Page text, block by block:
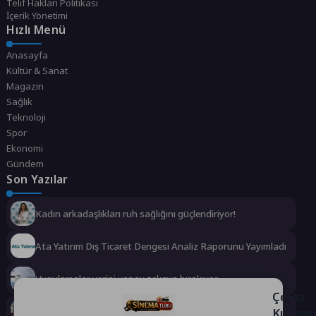
Telif Hakları Politikası
İçerik Yönetimi
Hızlı Menü
Anasayfa
Kültür & Sanat
Magazin
Sağlık
Teknoloji
Spor
Ekonomi
Gündem
Son Yazılar
Kadın arkadaşlıkları ruh sağlığını güçlendiriyor!
Ata Yatırım Dış Ticaret Dengesi Analiz Raporunu Yayımladı
Uygulamalar yerini yapay zekaya bırakıyor
Kemer’in yeni simgesi: Henna Heykeli
Çerez